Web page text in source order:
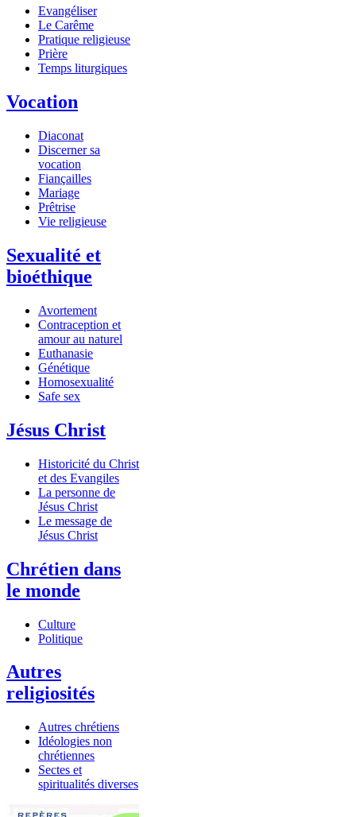
Evangéliser
Le Carême
Pratique religieuse
Prière
Temps liturgiques
Vocation
Diaconat
Discerner sa
vocation
Fiançailles
Mariage
Prêtrise
Vie religieuse
Sexualité et
bioéthique
Avortement
Contraception et
amour au naturel
Euthanasie
Génétique
Homosexualité
Safe sex
Jésus Christ
Historicité du Christ
et des Evangiles
La personne de
Jésus Christ
Le message de
Jésus Christ
Chrétien dans
le monde
Culture
Politique
Autres
religiosités
Autres chrétiens
Idéologies non
chrétiennes
Sectes et
spiritualités diverses